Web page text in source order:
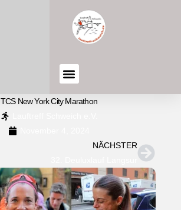
TCS New York City Marathon
NÄCHSTER